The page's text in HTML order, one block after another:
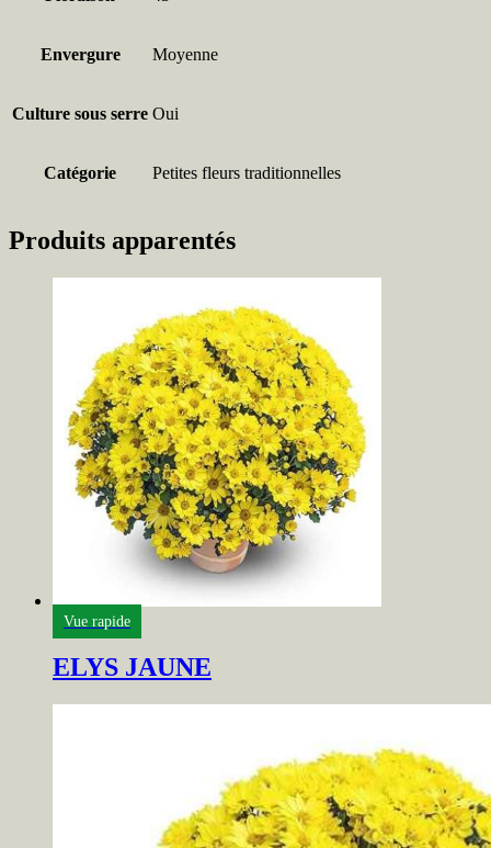
Envergure Moyenne
Culture sous serre Oui
Catégorie Petites fleurs traditionnelles
Produits apparentés
Vue rapide
ELYS JAUNE